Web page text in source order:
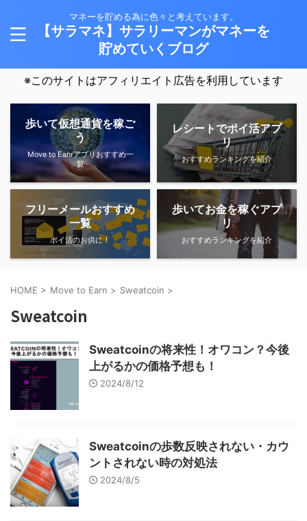
マネーを貯める為に色々と考えています。
【サラマネ】サラリーマンがマネーを
貯めていくブログ
※このサイトはアフィリエイト広告を利用しています
歩いて仮想通貨を稼ご
う
Move to Eanrアプリおすすめ一
覧
レシートでポイ活アプ
リ
おすすめランキングを紹介
フリーメールおすすめ
一覧
ポイ活のお供に！
歩いてお金を稼ぐアプ
リ
おすすめランキングを紹介
HOME > Move to Earn > Sweatcoin >
Sweatcoin
Sweatcoinの将来性！オワコン？今後
上がるかの価格予想も！
2024/8/12
Sweatcoinの歩数反映されない・カウ
ントされない時の対処法
2024/8/5